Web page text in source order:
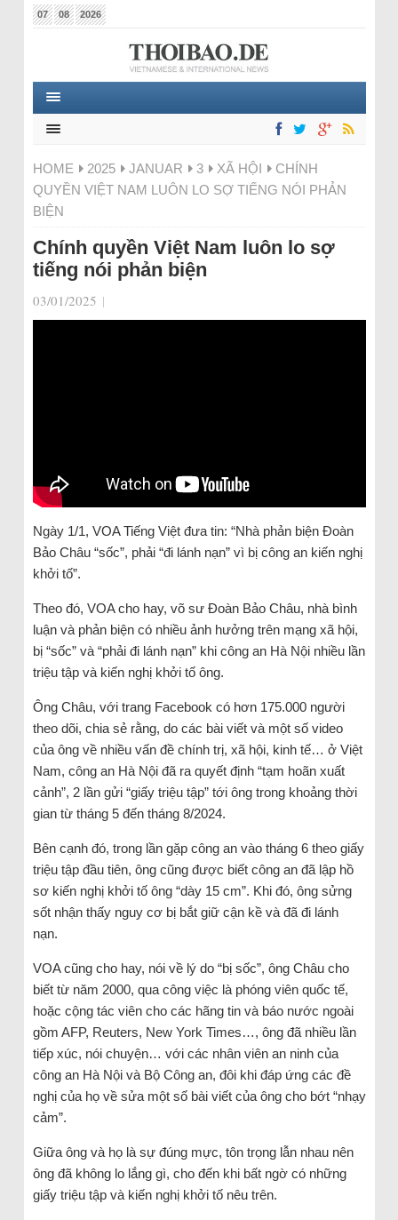
07 08 2026
HOME 2025 JANUAR 3 XÃ HỘI
CHÍNH
QUYỀN VIỆT NAM LUÔN LO SỢ TIẾNG NÓI PHẢN
BIỆN
Chính quyền Việt Nam luôn lo sợ
tiếng nói phản biện
03/01/2025 |
Ngày 1/1, VOA Tiếng Việt đưa tin: “Nhà phản biện Đoàn
Bảo Châu “sốc”, phải “đi lánh nạn” vì bị công an kiến nghị
khởi tố”.
Theo đó, VOA cho hay, võ sư Đoàn Bảo Châu, nhà bình
luận và phản biện có nhiều ảnh hưởng trên mạng xã hội,
bị “sốc” và “phải đi lánh nạn” khi công an Hà Nội nhiều lần
triệu tập và kiến nghị khởi tố ông.
Ông Châu, với trang Facebook có hơn 175.000 người
theo dõi, chia sẻ rằng, do các bài viết và một số video
của ông về nhiều vấn đề chính trị, xã hội, kinh tế… ở Việt
Nam, công an Hà Nội đã ra quyết định “tạm hoãn xuất
cảnh”, 2 lần gửi “giấy triệu tập” tới ông trong khoảng thời
gian từ tháng 5 đến tháng 8/2024.
Bên cạnh đó, trong lần gặp công an vào tháng 6 theo giấy
triệu tập đầu tiên, ông cũng được biết công an đã lập hồ
sơ kiến nghị khởi tố ông “dày 15 cm”. Khi đó, ông sửng
sốt nhận thấy nguy cơ bị bắt giữ cận kề và đã đi lánh
nạn.
VOA cũng cho hay, nói về lý do “bị sốc”, ông Châu cho
biết từ năm 2000, qua công việc là phóng viên quốc tế,
hoặc cộng tác viên cho các hãng tin và báo nước ngoài
gồm AFP, Reuters, New York Times…, ông đã nhiều lần
tiếp xúc, nói chuyện… với các nhân viên an ninh của
công an Hà Nội và Bộ Công an, đôi khi đáp ứng các đề
nghị của họ về sửa một số bài viết của ông cho bớt “nhạy
cảm”.
Giữa ông và họ là sự đúng mực, tôn trọng lẫn nhau nên
ông đã không lo lắng gì, cho đến khi bất ngờ có những
giấy triệu tập và kiến nghị khởi tố nêu trên.